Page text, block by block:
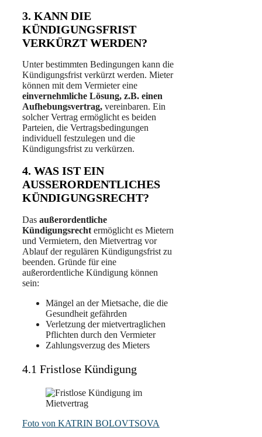
3. KANN DIE
KÜNDIGUNGSFRIST
VERKÜRZT WERDEN?
Unter bestimmten Bedingungen kann die
Kündigungsfrist verkürzt werden. Mieter
können mit dem Vermieter eine
einvernehmliche Lösung, z.B. einen
Aufhebungsvertrag, vereinbaren. Ein
solcher Vertrag ermöglicht es beiden
Parteien, die Vertragsbedingungen
individuell festzulegen und die
Kündigungsfrist zu verkürzen.
4. WAS IST EIN
AUSSERORDENTLICHES K
ÜNDIGUNGSRECHT?
Das außerordentliche
Kündigungsrecht ermöglicht es Mietern
und Vermietern, den Mietvertrag vor
Ablauf der regulären Kündigungsfrist zu
beenden. Gründe für eine
außerordentliche Kündigung können
sein:
Mängel an der Mietsache, die die
Gesundheit gefährden
Verletzung der mietvertraglichen
Pflichten durch den Vermieter
Zahlungsverzug des Mieters
4.1 Fristlose Kündigung
Foto von KATRIN BOLOVTSOVA